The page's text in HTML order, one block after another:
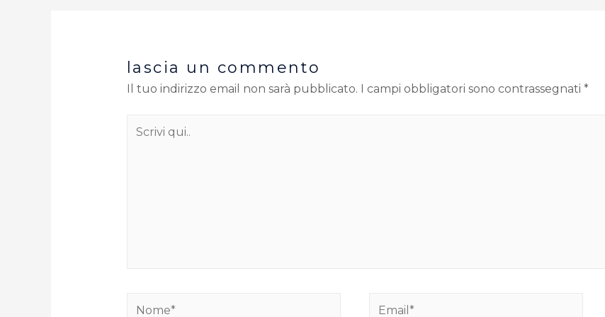
lascia un commento
Il tuo indirizzo email non sarà pubblicato. I campi obbligatori sono contrassegnati *